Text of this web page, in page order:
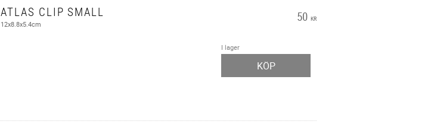
ATLAS CLIP SMALL
12x8.8x5.4cm 50 KR
I lager
KÖP